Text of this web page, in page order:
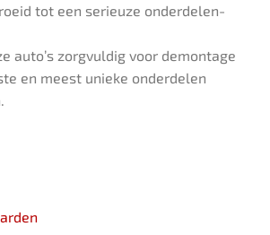
tot een serieuze onderdelen-
auto’s zorgvuldig voor demontage
en meest unieke onderdelen